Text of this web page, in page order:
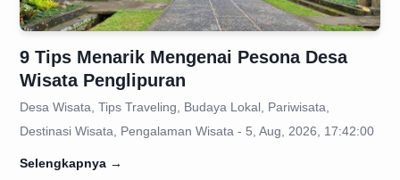
9 Tips Menarik Mengenai Pesona Desa
Wisata Penglipuran
Desa Wisata, Tips Traveling, Budaya Lokal, Pariwisata,
Destinasi Wisata, Pengalaman Wisata - 5, Aug, 2026, 17:42:00
Selengkapnya →